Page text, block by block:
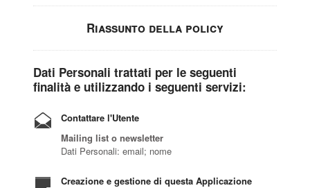
Riassunto della policy
Dati Personali trattati per le seguenti
finalità e utilizzando i seguenti servizi:
Contattare l'Utente
Mailing list o newsletter
Dati Personali: email; nome
Creazione e gestione di questa Applicazione